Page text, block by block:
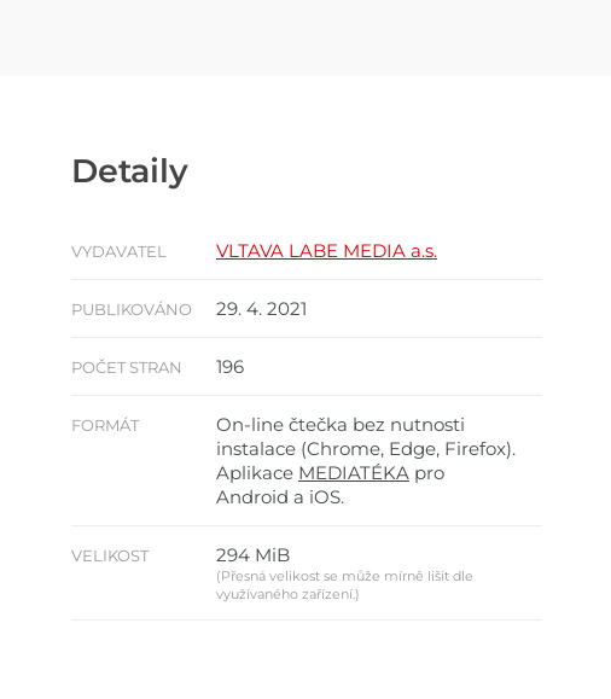
Detaily
VYDAVATEL VLTAVA LABE MEDIA a.s.
PUBLIKOVÁNO 29. 4. 2021
POČET STRAN 196
FORMÁT
On-line čtečka bez nutnosti
instalace (Chrome, Edge, Firefox).
Aplikace MEDIATÉKA pro
Android a iOS.
VELIKOST 294 MiB
(Přesná velikost se může mírně lišit dle
využívaného zařízení.)